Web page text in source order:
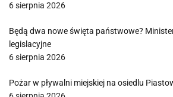
6 sierpnia 2026
Będą dwa nowe święta państwowe?
legislacyjne
6 sierpnia 2026
Pożar w pływalni miejskiej na osiedlu